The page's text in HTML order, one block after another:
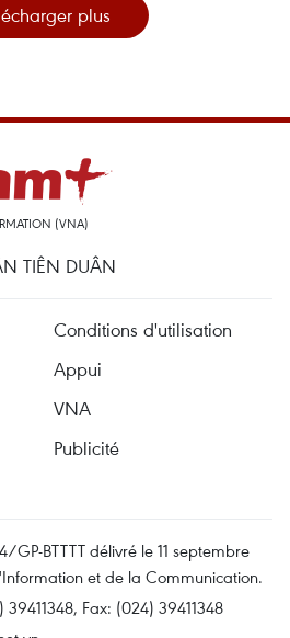
plus
(VNA)
TIÊN DUÂN
Conditions d'utilisation
Appui
VNA
Publicité
GP-BTTTT délivré le 11 septembre
et de la Communication.
Fax: (024) 39411348